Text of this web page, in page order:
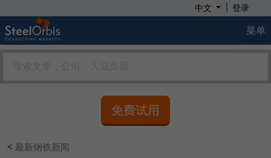
中文 | 登录
菜单
免费试用
< 最新钢铁新闻